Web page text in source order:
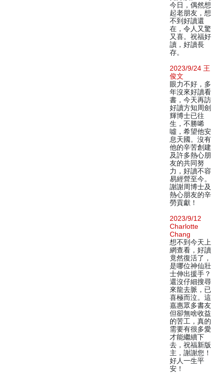
今日，偶然想
起老朋友，想
不到好讀還
在，令人又驚
又喜。祝福好
讀，好讀長
存。
2023/9/24 王
俊文
眼力不好，多
年沒來好讀看
書，今天再訪
好讀方知周劍
輝博士已往
生，不勝唏
噓，希望他安
息天國。沒有
他的辛苦創建
及許多熱心朋
友的共同努
力，好讀不容
易經營至今。
謝謝周博士及
熱心朋友的辛
勞貢獻！
2023/9/12
Charlotte
Chang
想不到今天上
網查看，好讀
竟然復活了，
是哪位神仙壯
士伸出援手？
還沒仔細搜尋
來龍去脈，已
喜極而泣。這
嘉惠眾多書友
但卻無啥收益
的苦工，真的
需要有很多愛
才能繼續下
去，祝福新版
主，謝謝您！
好人一生平
安！